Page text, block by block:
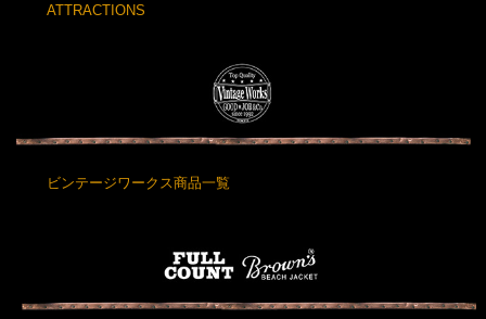
ATTRACTIONS
ビンテージワークス商品一覧